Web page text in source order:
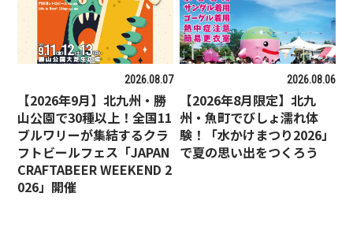
2026.08.07
【2026年9月】北九州・勝
山公園で30種以上！全国11
ブルワリーが集結するクラ
フトビールフェス「JAPAN
CRAFTABEER WEEKEND 2
026」開催
2026.08.06
【2026年8月限定】北九
州・魚町でびしょ濡れ体
験！「水かけまつり2026」
で夏の思い出をつくろう